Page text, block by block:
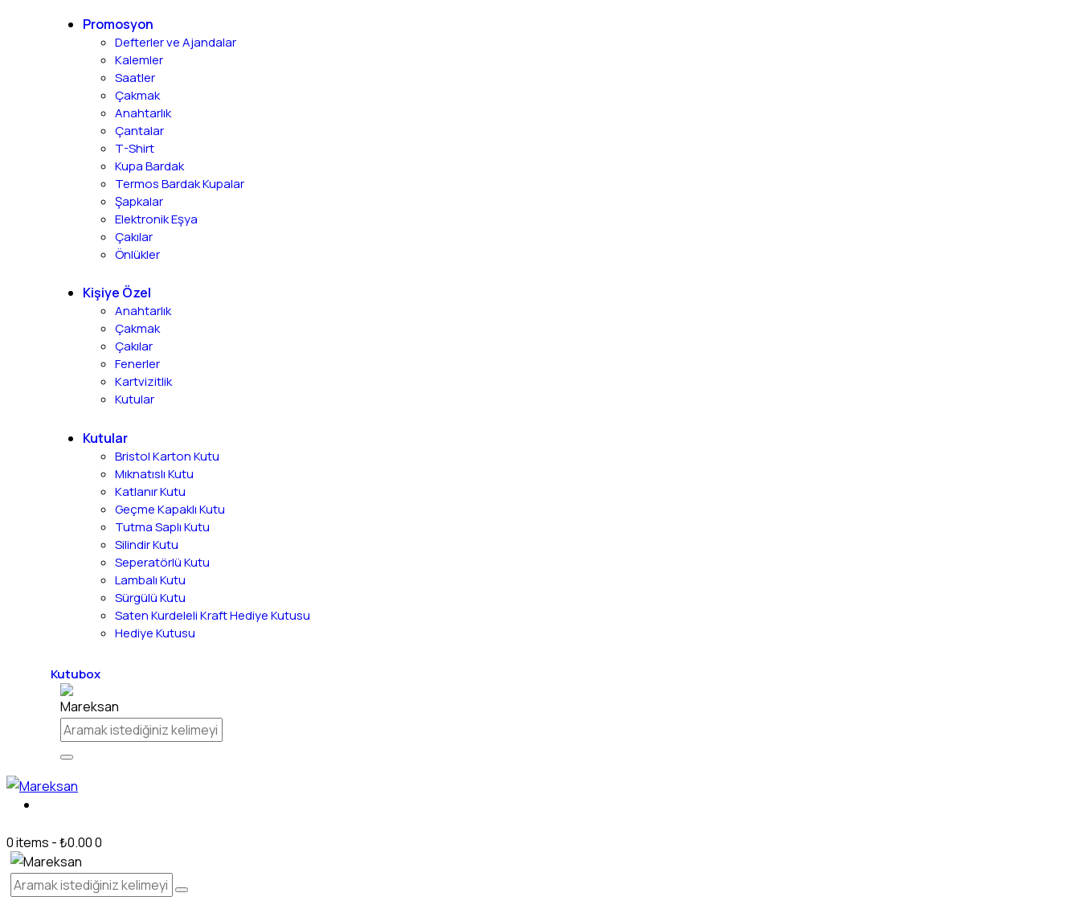
Promosyon
Defterler ve Ajandalar
Kalemler
Saatler
Çakmak
Anahtarlık
Çantalar
T-Shirt
Kupa Bardak
Termos Bardak Kupalar
Şapkalar
Elektronik Eşya
Çakılar
Önlükler
Kişiye Özel
Anahtarlık
Çakmak
Çakılar
Fenerler
Kartvizitlik
Kutular
Kutular
Bristol Karton Kutu
Mıknatıslı Kutu
Katlanır Kutu
Geçme Kapaklı Kutu
Tutma Saplı Kutu
Silindir Kutu
Seperatörlü Kutu
Lambalı Kutu
Sürgülü Kutu
Saten Kurdeleli Kraft Hediye Kutusu
Hediye Kutusu
Kutubox
0 items -₺0.000